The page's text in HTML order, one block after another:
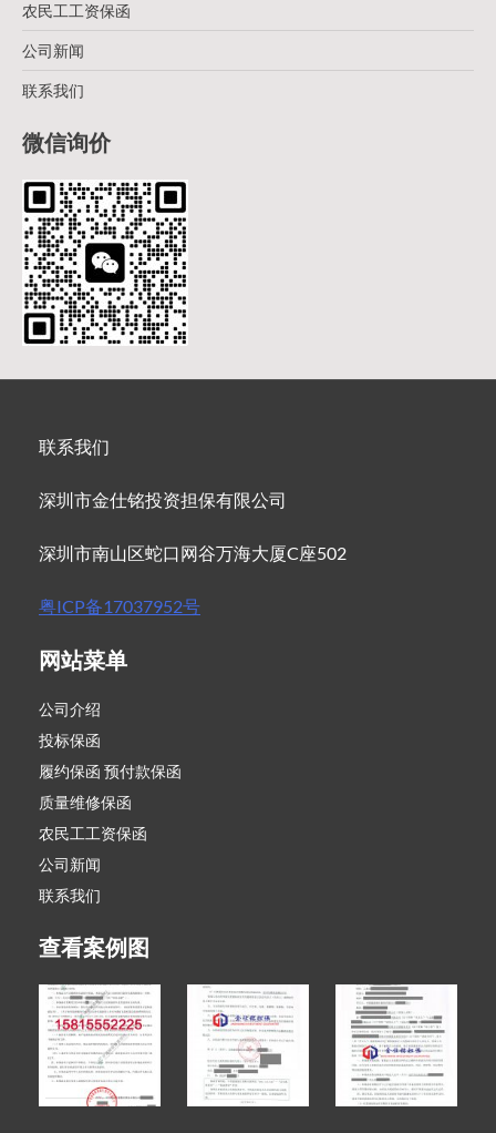
农民工工资保函
公司新闻
联系我们
微信询价
联系我们
深圳市金仕铭投资担保有限公司
深圳市南山区蛇口网谷万海大厦C座502
粤ICP备17037952号
网站菜单
公司介绍
投标保函
履约保函 预付款保函
质量维修保函
农民工工资保函
公司新闻
联系我们
查看案例图